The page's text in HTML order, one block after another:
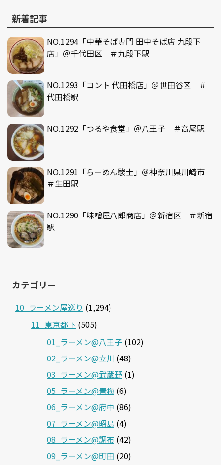
新着記事
NO.1294「中華そば専門 田中そば店 九段下
店」＠千代田区 ＃九段下駅
NO.1293「コント 代田橋店」＠世田谷区 ＃
代田橋駅
NO.1292「つるや食堂」＠八王子 ＃高尾駅
NO.1291「らーめん駿士」＠神奈川県川崎市
＃生田駅
NO.1290「味噌屋八郎商店」＠新宿区 ＃新宿
駅
カテゴリー
10_ラーメン屋巡り (1,294)
11_東京都下 (505)
01_ラーメン@八王子 (102)
02_ラーメン@立川 (48)
03_ラーメン@武蔵野 (1)
05_ラーメン@青梅 (6)
06_ラーメン@府中 (86)
07_ラーメン@昭島 (4)
08_ラーメン@調布 (42)
09_ラーメン@町田 (20)